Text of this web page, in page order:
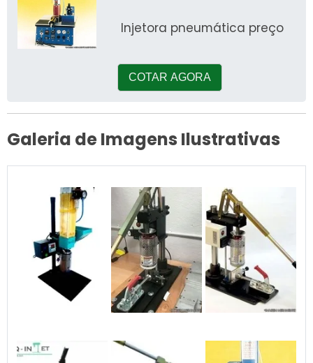
Injetora pneumática preço
COTAR AGORA
Galeria de Imagens Ilustrativas